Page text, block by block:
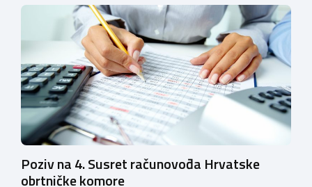
prosinac 2026. Pri Obrtničkoj komori Primorsko-goranske
županije djeluju Komisije za polaganje majstorskih ispita
za sljedeća MAJSTORSKA ZVANJA: Za pristup ispitu
potrebno je priložiti: Potvrdu o radnom iskustvu […]
Poziv na 4. Susret računovođa Hrvatske
obrtničke komore